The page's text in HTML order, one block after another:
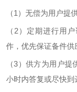
（1）无偿为用户提
（2）定期进行用
作，优先保证备件供
（3）供方为用户
小时内答复或尽快到